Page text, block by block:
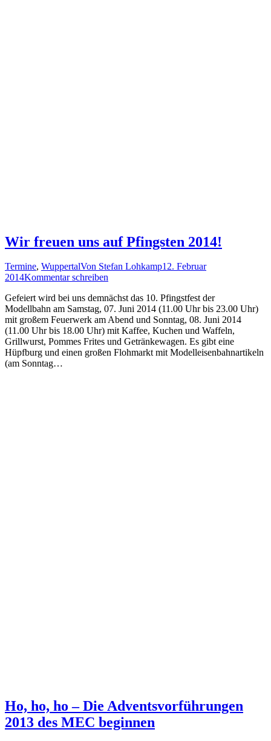
Wir freuen uns auf Pfingsten 2014!
Termine, WuppertalVon Stefan Lohkamp12. Februar
2014Kommentar schreiben
Gefeiert wird bei uns demnächst das 10. Pfingstfest der
Modellbahn am Samstag, 07. Juni 2014 (11.00 Uhr bis 23.00 Uhr)
mit großem Feuerwerk am Abend und Sonntag, 08. Juni 2014
(11.00 Uhr bis 18.00 Uhr) mit Kaffee, Kuchen und Waffeln,
Grillwurst, Pommes Frites und Getränkewagen. Es gibt eine
Hüpfburg und einen großen Flohmarkt mit Modelleisenbahnartikeln
(am Sonntag…
Ho, ho, ho – Die Adventsvorführungen
2013 des MEC beginnen